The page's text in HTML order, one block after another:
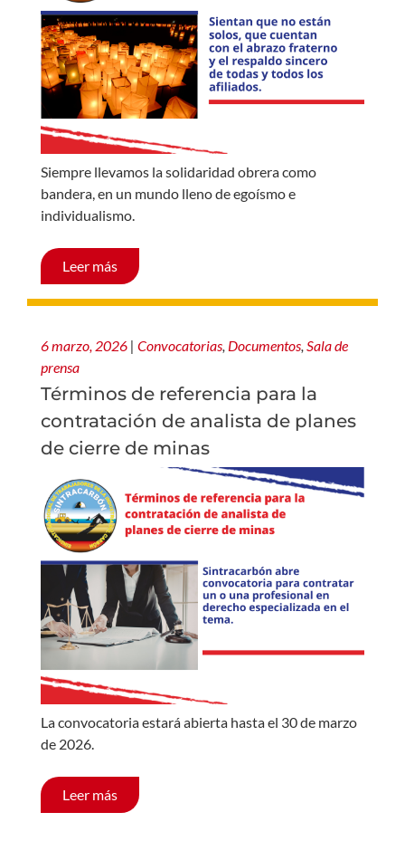
Siempre llevamos la solidaridad obrera como
bandera, en un mundo lleno de egoísmo e
individualismo.
Leer más
6 marzo, 2026 | Convocatorias, Documentos, Sala de
prensa
Términos de referencia para la
contratación de analista de planes
de cierre de minas
La convocatoria estará abierta hasta el 30 de marzo
de 2026.
Leer más